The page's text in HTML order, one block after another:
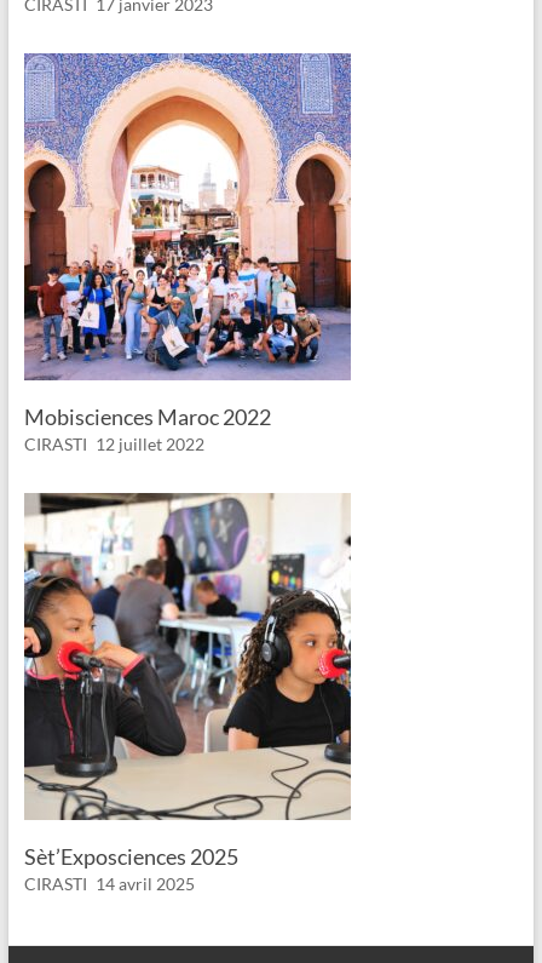
CIRASTI 17 janvier 2023
Mobisciences Maroc 2022
CIRASTI 12 juillet 2022
Sèt’Exposciences 2025
CIRASTI 14 avril 2025